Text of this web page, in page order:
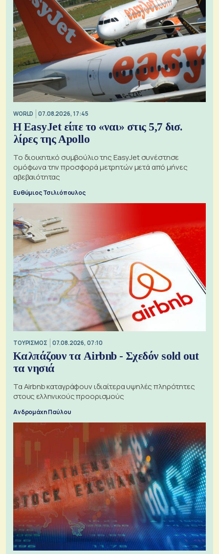
WORLD 07.08.2026, 17:45
Η EasyJet είπε το «ναι» στις 5,7 δισ.
λίρες της Apollo
Το διοικητικό συμβούλιο της EasyJet συνέστησε
ομόφωνα την προσφορά μετρητών μετά από μήνες
αβεβαιότητας
Ευθύμιος Τσιλιόπουλος
ΤΟΥΡΙΣΜΟΣ 07.08.2026, 07:10
Καλπάζουν τα Airbnb - Σχεδόν sold out
τα νησιά
Τα Airbnb καταγράφουν ιδιαίτερα υψηλές πληρότητες
στους ελληνικούς προορισμούς
Ανδρομάχη Παύλου